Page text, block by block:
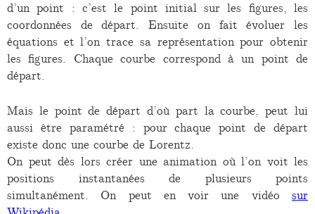
d’un point : c’est le point initial sur les figures, les
coordonnées de départ. Ensuite on fait évoluer les
équations et l’on trace sa représentation pour obtenir
les figures. Chaque courbe correspond à un point de
départ.
Mais le point de départ d’où part la courbe, peut lui
aussi être paramétré : pour chaque point de départ
existe donc une courbe de Lorentz.
On peut dès lors créer une animation où l’on voit les
positions instantanées de plusieurs points
simultanément. On peut en voir une vidéo sur